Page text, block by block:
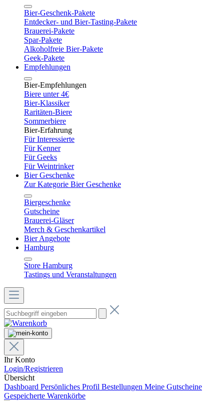
Bier-Geschenk-Pakete
Entdecker- und Bier-Tasting-Pakete
Brauerei-Pakete
Spar-Pakete
Alkoholfreie Bier-Pakete
Geek-Pakete
Empfehlungen
Bier-Empfehlungen
Biere unter 4€
Bier-Klassiker
Raritäten-Biere
Sommerbiere
Bier-Erfahrung
Für Interessierte
Für Kenner
Für Geeks
Für Weintrinker
Bier Geschenke
Zur Kategorie Bier Geschenke
Biergeschenke
Gutscheine
Brauerei-Gläser
Merch & Geschenkartikel
Bier Angebote
Hamburg
Store Hamburg
Tastings und Veranstaltungen
Ihr Konto
Login/Registrieren
Übersicht
Dashboard Persönliches Profil Bestellungen Meine Gutscheine
Gespeicherte Warenkörbe